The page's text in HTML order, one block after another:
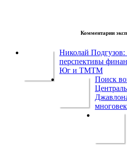
Комментарии
Николай
перспективы
Юг и ТМТМ
Поиск